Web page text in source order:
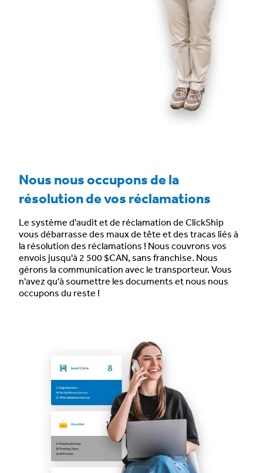
Nous nous occupons de la
résolution de vos réclamations
Le système d'audit et de réclamation de ClickShip
vous débarrasse des maux de tête et des tracas liés à
la résolution des réclamations ! Nous couvrons vos
envois jusqu'à 2 500 $CAN, sans franchise. Nous
gérons la communication avec le transporteur. Vous
n'avez qu'à soumettre les documents et nous nous
occupons du reste !